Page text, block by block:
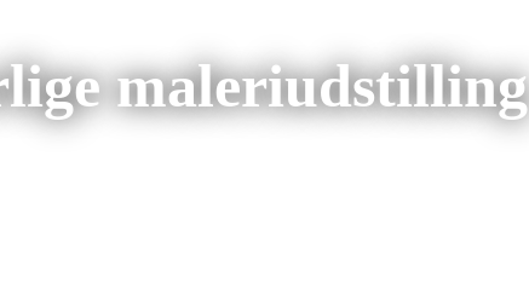
maleriudstilling